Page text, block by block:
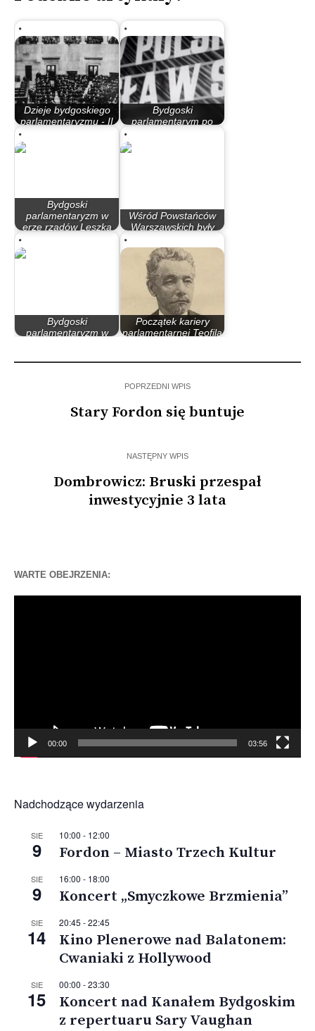
Dzieje bydgoskiego
parlamentaryzmu - II
Bydgoski
parlamentarym po
Bydgoski
parlamentaryzm w
erze rządów Leszka
Wśród Powstańców
Warszawskich były
Bydgoski
parlamentaryzm w
Początek kariery
parlamentarnej Teofila
POPRZEDNI WPIS
Stary Fordon się buntuje
NASTĘPNY WPIS
Dombrowicz: Bruski przespał
inwestycyjnie 3 lata
WARTE OBEJRZENIA:
00:00 03:56
Nadchodzące wydarzenia
SIE
9
10:00 - 12:00
Fordon – Miasto Trzech Kultur
SIE
9
16:00 - 18:00
Koncert „Smyczkowe Brzmienia”
SIE
14
20:45 -22:45
Kino Plenerowe nad Balatonem:
Cwaniaki z Hollywood
SIE
15
00:00 -23:30
Koncert nad Kanałem Bydgoskim
z repertuaru Sary Vaughan